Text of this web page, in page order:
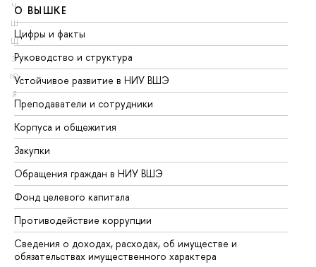
Ч
Ш
Щ
Э
Ю
Я
О ВЫШКЕ
Цифры и факты
Руководство и структура
Устойчивое развитие в НИУ ВШЭ
Преподаватели и сотрудники
Корпуса и общежития
Закупки
Обращения граждан в НИУ ВШЭ
Фонд целевого капитала
Противодействие коррупции
Сведения о доходах, расходах, об имуществе и
обязательствах имущественного характера